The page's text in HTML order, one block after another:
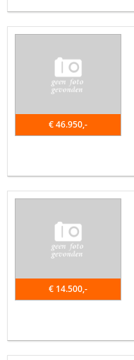
€ 46.950,-
€ 14.500,-